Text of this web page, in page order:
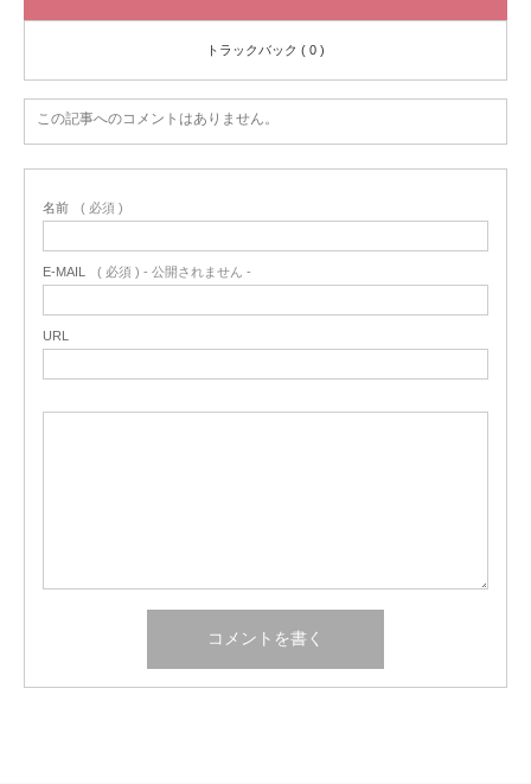
トラックバック ( 0 )
この記事へのコメントはありません。
名前 ( 必須 )
E-MAIL ( 必須 ) - 公開されません -
URL